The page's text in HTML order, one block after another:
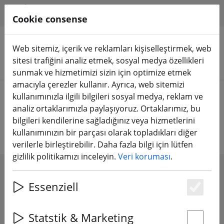
Ürünleri arayın
Home Pervane 6 inç üzeri pervane
6 inç üzeri pervane
Cookie consense
Web sitemiz, içerik ve reklamları kişiselleştirmek, web
sitesi trafiğini analiz etmek, sosyal medya özellikleri
sunmak ve hizmetimizi sizin için optimize etmek
amacıyla çerezler kullanır. Ayrıca, web sitemizi
kullanımınızla ilgili bilgileri sosyal medya, reklam ve
analiz ortaklarımızla paylaşıyoruz. Ortaklarımız, bu
bilgileri kendilerine sağladığınız veya hizmetlerini
kullanımınızın bir parçası olarak topladıkları diğer
verilerle birleştirebilir. Daha fazla bilgi için lütfen
gizlilik politikamızı inceleyin. Veri koruması.
Essenziell
Statstik & Marketing